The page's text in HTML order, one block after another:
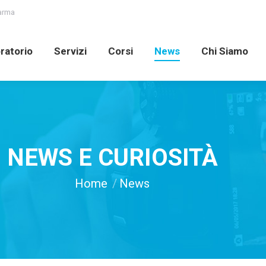
Servizi Corsi News Chi Siamo
NEWS E CURIOSITÀ
You are here:
Home
News